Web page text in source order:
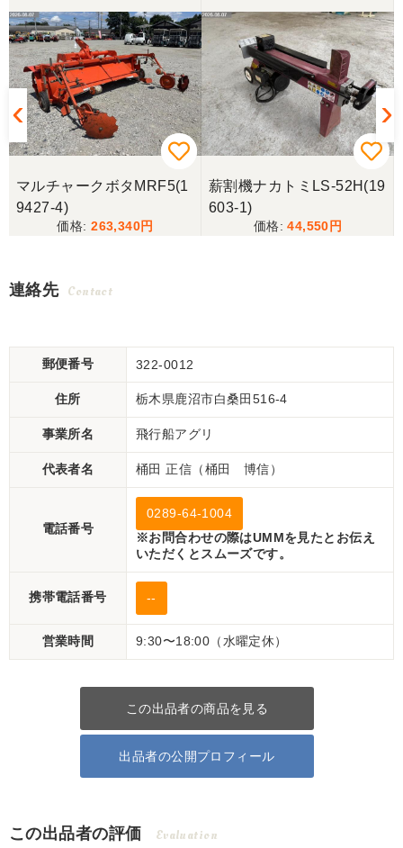
マルチャークボタMRF5(1
9427-4)
263,340
薪割機ナカトミLS-52H(19
603-1)
44,550
連絡先 Contact
郵便番号 322-0012
住所 栃木県鹿沼市白桑田516-4
事業所名 飛行船アグリ
代表者名 桶田 正信（桶田 博信）
電話番号
0289-64-1004
※お問合わせの際はUMMを見たとお伝え
いただくとスムーズです。
携帯電話番号 --
営業時間 9:30〜18:00（水曜定休）
この出品者の商品を見る
出品者の公開プロフィール
この出品者の評価 Evaluation